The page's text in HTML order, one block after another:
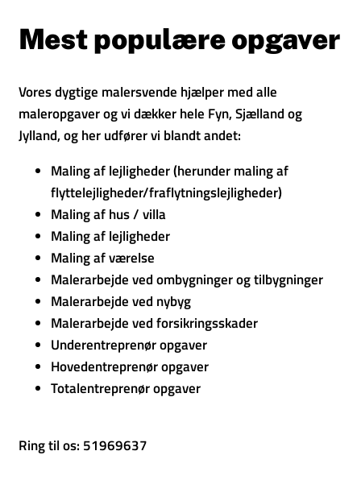
Mest populære opgaver
Vores dygtige malersvende hjælper med alle
maleropgaver og vi dækker hele Fyn, Sjælland og
Jylland, og her udfører vi blandt andet:
Maling af lejligheder (herunder maling af
flyttelejligheder/fraflytningslejligheder)
Maling af hus / villa
Maling af lejligheder
Maling af værelse
Malerarbejde ved ombygninger og tilbygninger
Malerarbejde ved nybyg
Malerarbejde ved forsikringsskader
Underentreprenør opgaver
Hovedentreprenør opgaver
Totalentreprenør opgaver
Ring til os: 51969637